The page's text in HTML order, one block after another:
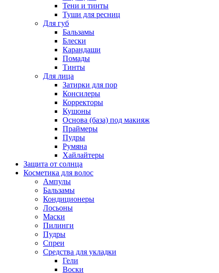
Тени и тинты
Туши для ресниц
Для губ
Бальзамы
Блески
Карандаши
Помады
Тинты
Для лица
Затирки для пор
Консилеры
Корректоры
Кушоны
Основа (база) под макияж
Праймеры
Пудры
Румяна
Хайлайтеры
Защита от солнца
Косметика для волос
Ампулы
Бальзамы
Кондиционеры
Лосьоны
Маски
Пилинги
Пудры
Спреи
Средства для укладки
Гели
Воски